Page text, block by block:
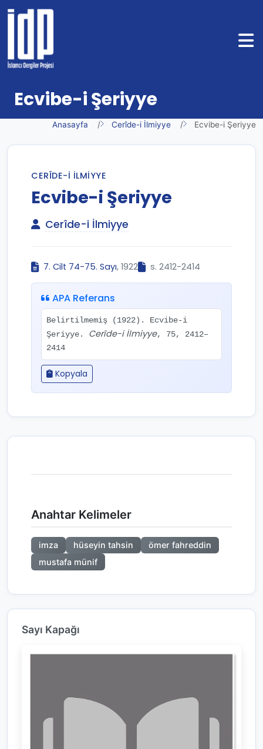
Ecvibe-i Şeriyye
Anasayfa Cerîde-i İlmiyye Ecvibe-i Şeriyye
CERÎDE-I İLMIYYE
Ecvibe-i Şeriyye
Cerîde-i İlmiyye
7. Cilt 74-75. Sayı, 1922 s. 2412-2414
APA Referans
Belirtilmemiş (1922). Ecvibe-i
Şeriyye. Cerîde-i İlmiyye, 75, 2412–
2414
Kopyala
Anahtar Kelimeler
imza hüseyin tahsin
ömer fahreddin
mustafa münif
Sayı Kapağı